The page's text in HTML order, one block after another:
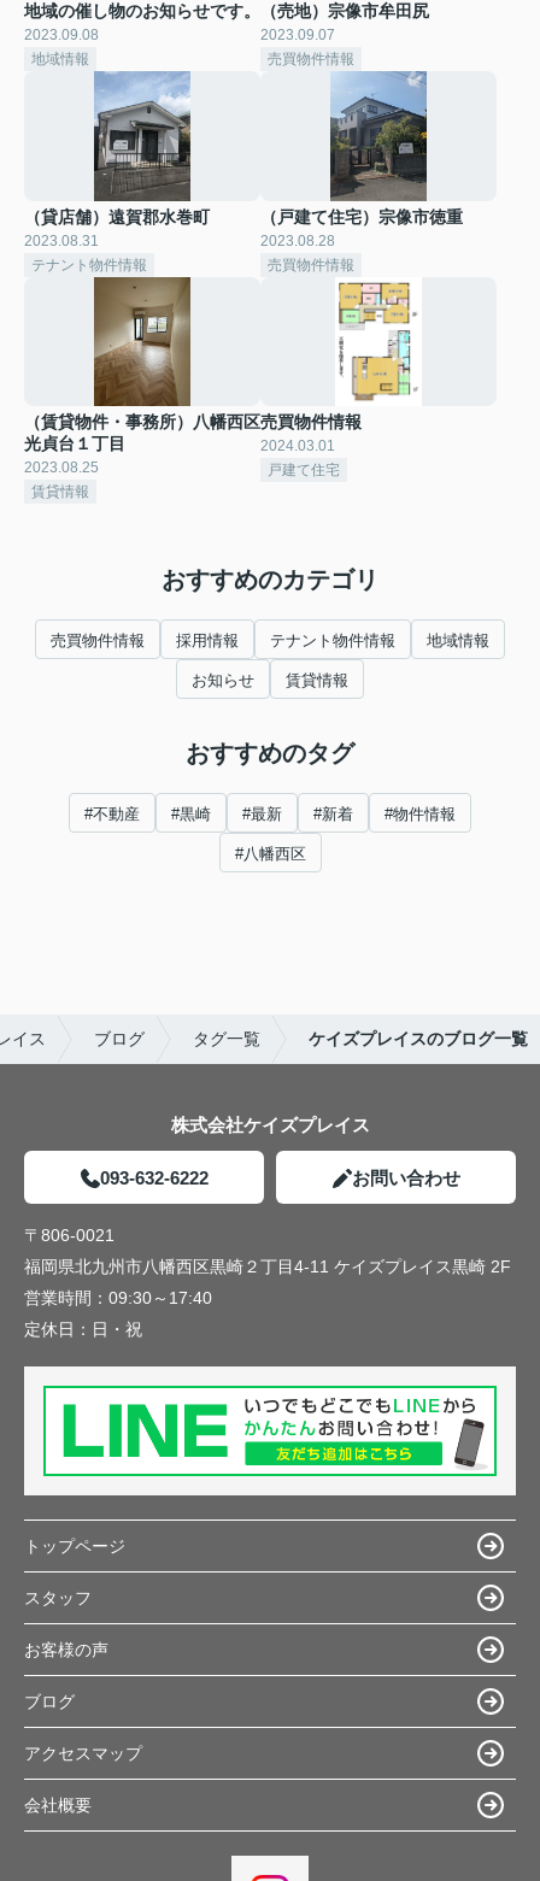
地域の催し物のお知らせです。
2023.09.08
地域情報
（売地）宗像市牟田尻
2023.09.07
売買物件情報
（貸店舗）遠賀郡水巻町
2023.08.31
テナント物件情報
（戸建て住宅）宗像市徳重
2023.08.28
売買物件情報
（賃貸物件・事務所）八幡西区
光貞台１丁目
2023.08.25
賃貸情報
売買物件情報
2024.03.01
戸建て住宅
おすすめのカテゴリ
売買物件情報 採用情報 テナント物件情報 地域情報
お知らせ 賃貸情報
おすすめのタグ
#不動産 #黒崎 #最新 #新着 #物件情報
#八幡西区
イス ブログ タグ一覧 ケイズプレイスのブログ一覧
株式会社ケイズプレイス
093-632-6222 お問い合わせ
〒806-0021
福岡県北九州市八幡西区黒崎２丁目4-11 ケイズプレイス黒崎 2F
営業時間： 09:30～17:40
定休日： 日・祝
トップページ
スタッフ
お客様の声
ブログ
アクセスマップ
会社概要